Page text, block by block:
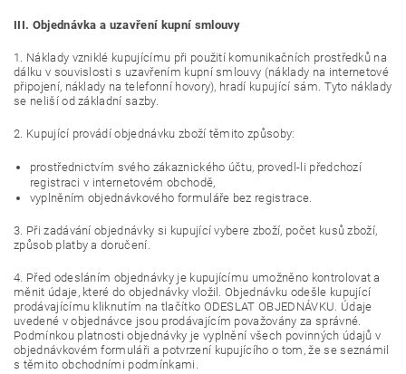
III. Objednávka a uzavření kupní smlouvy
1. Náklady vzniklé kupujícímu při použití komunikačních prostředků na
dálku v souvislosti s uzavřením kupní smlouvy (náklady na internetové
připojení, náklady na telefonní hovory), hradí kupující sám. Tyto náklady
se neliší od základní sazby.
2. Kupující provádí objednávku zboží těmito způsoby:
prostřednictvím svého zákaznického účtu, provedl-li předchozí
registraci v internetovém obchodě,
vyplněním objednávkového formuláře bez registrace.
3. Při zadávání objednávky si kupující vybere zboží, počet kusů zboží,
způsob platby a doručení.
4. Před odesláním objednávky je kupujícímu umožněno kontrolovat a
měnit údaje, které do objednávky vložil. Objednávku odešle kupující
prodávajícímu kliknutím na tlačítko ODESLAT OBJEDNÁVKU. Údaje
uvedené v objednávce jsou prodávajícím považovány za správné.
Podmínkou platnosti objednávky je vyplnění všech povinných údajů v
objednávkovém formuláři a potvrzení kupujícího o tom, že se seznámil
s těmito obchodními podmínkami.